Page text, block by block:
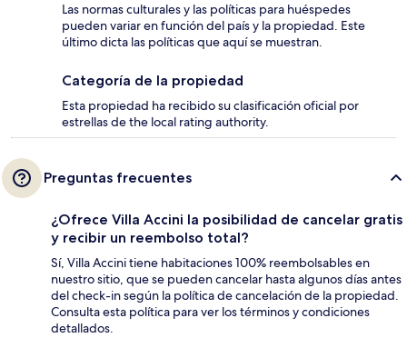
Las normas culturales y las políticas para huéspedes
pueden variar en función del país y la propiedad. Este
último dicta las políticas que aquí se muestran.
Categoría de la propiedad
Esta propiedad ha recibido su clasificación oficial por
estrellas de the local rating authority.
Preguntas frecuentes
¿Ofrece Villa Accini la posibilidad de cancelar gratis
y recibir un reembolso total?
Sí, Villa Accini tiene habitaciones 100% reembolsables en
nuestro sitio, que se pueden cancelar hasta algunos días antes
del check-in según la política de cancelación de la propiedad.
Consulta esta política para ver los términos y condiciones
detallados.